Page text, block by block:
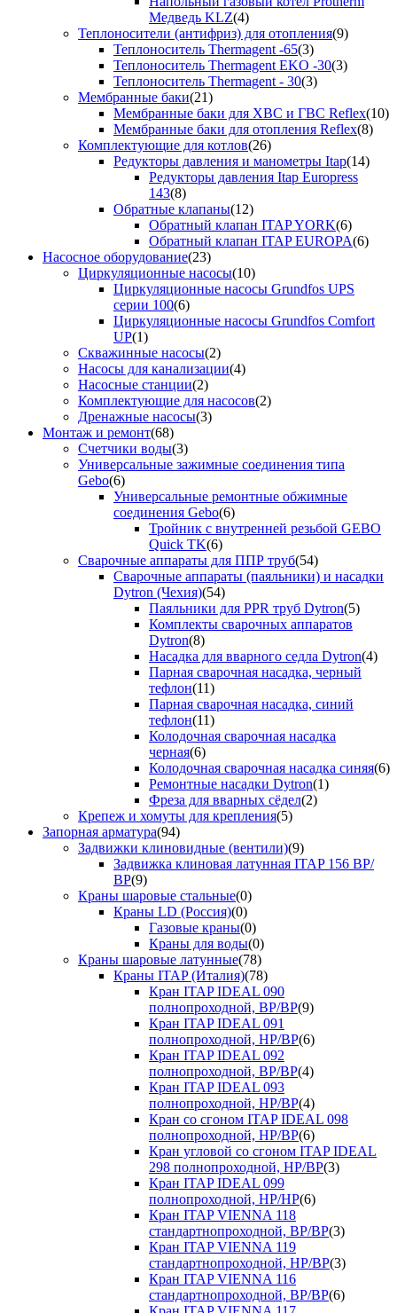
Медведь KLZ(4)
Теплоносители (антифриз) для отопления(9)
Теплоноситель Thermagent -65(3)
Теплоноситель Thermagent EKO -30(3)
Теплоноситель Thermagent - 30(3)
Мембранные баки(21)
Мембранные баки для ХВС и ГВС Reflex(10)
Мембранные баки для отопления Reflex(8)
Комплектующие для котлов(26)
Редукторы давления и манометры Itap(14)
Редукторы давления Itap Europress
143(8)
Обратные клапаны(12)
Обратный клапан ITAP YORK(6)
Обратный клапан ITAP EUROPA(6)
Насосное оборудование(23)
Циркуляционные насосы(10)
Циркуляционные насосы Grundfos UPS
серии 100(6)
Циркуляционные насосы Grundfos Comfort
UP(1)
Скважинные насосы(2)
Насосы для канализации(4)
Насосные станции(2)
Комплектующие для насосов(2)
Дренажные насосы(3)
Монтаж и ремонт(68)
Счетчики воды(3)
Универсальные зажимные соединения типа
Gebo(6)
Универсальные ремонтные обжимные
соединения Gebo(6)
Тройник с внутренней резьбой GEBO
Quick TK(6)
Сварочные аппараты для ППР труб(54)
Сварочные аппараты (паяльники) и насадки
Dytron (Чехия)(54)
Паяльники для PPR труб Dytron(5)
Комплекты сварочных аппаратов
Dytron(8)
Насадка для вварного седла Dytron(4)
Парная сварочная насадка, черный
тефлон(11)
Парная сварочная насадка, синий
тефлон(11)
Колодочная сварочная насадка
черная(6)
Колодочная сварочная насадка синяя(6)
Ремонтные насадки Dytron(1)
Фреза для вварных сёдел(2)
Крепеж и хомуты для крепления(5)
Запорная арматура(94)
Задвижки клиновидные (вентили)(9)
Задвижка клиновая латунная ITAP 156 ВР/
ВР(9)
Краны шаровые стальные(0)
Краны LD (Россия)(0)
Газовые краны(0)
Краны для воды(0)
Краны шаровые латунные(78)
Краны ITAP (Италия)(78)
Кран ITAP IDEAL 090
полнопроходной, ВР/ВР(9)
Кран ITAP IDEAL 091
полнопроходной, НР/ВР(6)
Кран ITAP IDEAL 092
полнопроходной, ВР/ВР(4)
Кран ITAP IDEAL 093
полнопроходной, НР/ВР(4)
Кран со сгоном ITAP IDEAL 098
полнопроходной, НР/ВР(6)
Кран угловой со сгоном ITAP IDEAL
298 полнопроходной, НР/ВР(3)
Кран ITAP IDEAL 099
полнопроходной, НР/НР(6)
Кран ITAP VIENNA 118
стандартнопроходной, ВР/ВР(3)
Кран ITAP VIENNA 119
стандартнопроходной, НР/ВР(3)
Кран ITAP VIENNA 116
стандартнопроходной, ВР/ВР(6)